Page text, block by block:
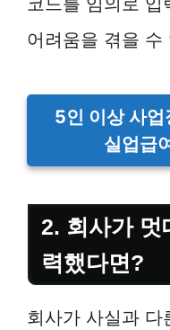
어려움을 겪을 수
5인 이상 사
실업급
2. 회사가 멋
력했다면?
회사가 사실과 다